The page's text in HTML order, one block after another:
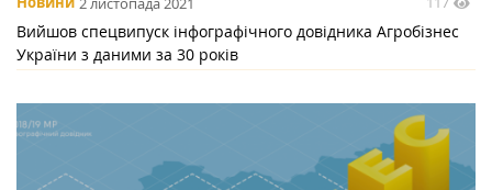
Вийшов спецвипуск інфографічного довідника Агробізнес
України з даними за 30 років